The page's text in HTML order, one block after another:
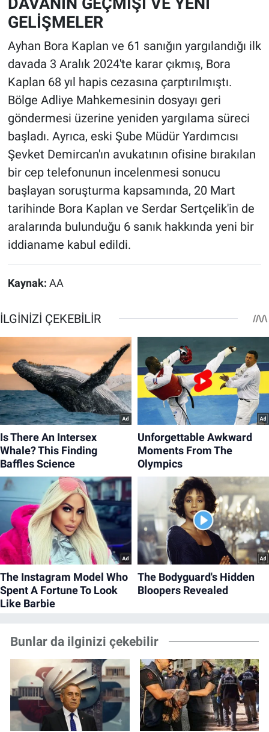
GELİŞMELER
Ayhan Bora Kaplan ve 61 sanığın yargılandığı ilk
davada 3 Aralık 2024'te karar çıkmış, Bora
Kaplan 68 yıl hapis cezasına çarptırılmıştı.
Bölge Adliye Mahkemesinin dosyayı geri
göndermesi üzerine yeniden yargılama süreci
başladı. Ayrıca, eski Şube Müdür Yardımcısı
Şevket Demircan'ın avukatının ofisine bırakılan
bir cep telefonunun incelenmesi sonucu
başlayan soruşturma kapsamında, 20 Mart
tarihinde Bora Kaplan ve Serdar Sertçelik'in de
aralarında bulunduğu 6 sanık hakkında yeni bir
iddianame kabul edildi.
Kaynak: AA
Bunlar da ilginizi çekebilir